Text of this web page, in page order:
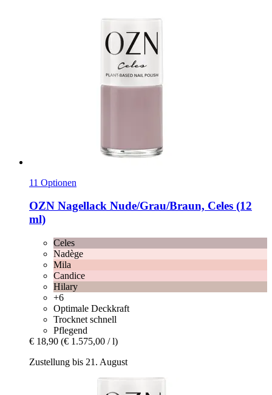
11 Optionen
OZN Nagellack Nude/Grau/Braun, Celes (12
ml)
Celes
Nadège
Mila
Candice
Hilary
+6
Optimale Deckkraft
Trocknet schnell
Pflegend
€ 18,90 (€ 1.575,00 / l)
Zustellung bis 21. August